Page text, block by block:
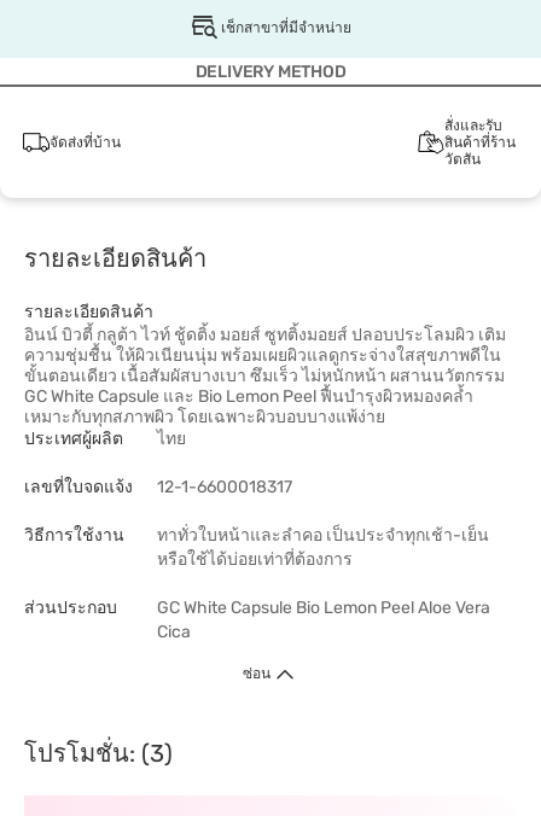
เช็กสาขาที่มีจำหน่าย
DELIVERY METHOD
จัดส่งที่บ้าน
สั่งและรับ
สินค้าที่ร้าน
วัตสัน
รายละเอียดสินค้า
รายละเอียดสินค้า
อินน์ บิวตี้ กลูต้า ไวท์ ชู้ดติ้ง มอยส์ ซูทติ้งมอยส์ ปลอบประโลมผิว เติม
ความชุ่มชื้น ให้ผิวเนียนนุ่ม พร้อมเผยผิวแลดูกระจ่างใสสุขภาพดีใน
ขั้นตอนเดียว เนื้อสัมผัสบางเบา ซึมเร็ว ไม่หนักหน้า ผสานนวัตกรรม
GC White Capsule และ Bio Lemon Peel ฟื้นบำรุงผิวหมองคล้ำ
เหมาะกับทุกสภาพผิว โดยเฉพาะผิวบอบบางแพ้ง่าย
ประเทศผู้ผลิต
ไทย
เลขที่ใบจดแจ้ง 12-1-6600018317
วิธีการใช้งาน
ทาทั่วใบหน้าและลำคอ เป็นประจำทุกเช้า-เย็น
หรือใช้ได้บ่อยเท่าที่ต้องการ
ส่วนประกอบ
GC White Capsule Bio Lemon Peel Aloe Vera
Cica
ซ่อน
โปรโมชั่น: (3)